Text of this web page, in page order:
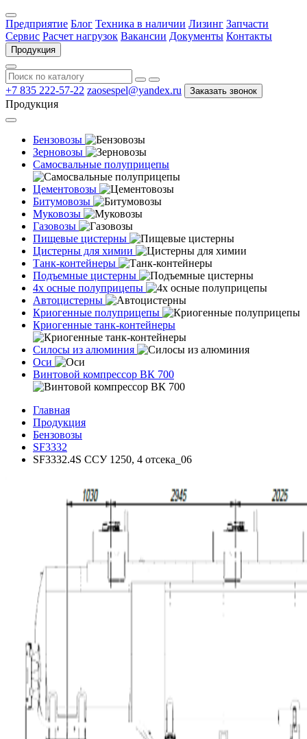
Предприятие Блог Техника в наличии Лизинг Запчасти
Сервис Расчет нагрузок Вакансии Документы Контакты
Продукция
+7 835 222-57-22 zaosespel@yandex.ru Заказать звонок
Продукция
Бензовозы
Зерновозы
Самосвальные полуприцепы
Цементовозы
Битумовозы
Муковозы
Газовозы
Пищевые цистерны
Цистерны для химии
Танк-контейнеры
Подъемные цистерны
4х осные полуприцепы
Автоцистерны
Криогенные полуприцепы
Криогенные танк-контейнеры
Силосы из алюминия
Оси
Винтовой компрессор ВК 700
Главная
Продукция
Бензовозы
SF3332
SF3332.4S ССУ 1250, 4 отсека_06